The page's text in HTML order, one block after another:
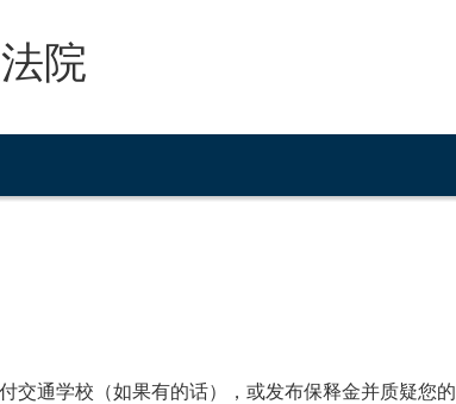
院
交通学校（如果有的话），或发布保释金并质疑您的